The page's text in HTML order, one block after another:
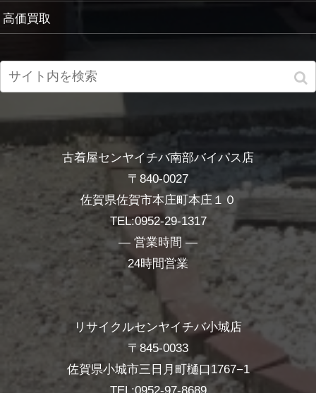
高価買取
古着屋センヤイチバ南部バイパス店
〒840-0027
佐賀県佐賀市本庄町本庄１０
TEL:0952-29-1317
― 営業時間 ―
24時間営業
リサイクルセンヤイチバ小城店
〒845-0033
佐賀県小城市三日月町樋口1767−1